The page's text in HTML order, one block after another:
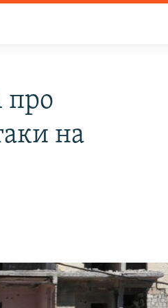
про
на